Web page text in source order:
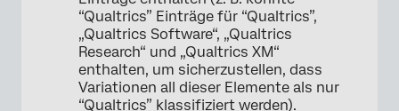
“Qualtrics” Einträge für “Qualtrics”,
„Qualtrics Software“, „Qualtrics
Research“ und „Qualtrics XM“
enthalten, um sicherzustellen, dass
Variationen all dieser Elemente als nur
“Qualtrics” klassifiziert werden).